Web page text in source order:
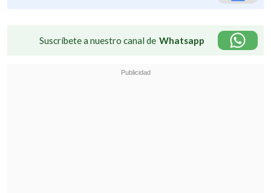
Suscríbete a nuestro canal de Whatsapp